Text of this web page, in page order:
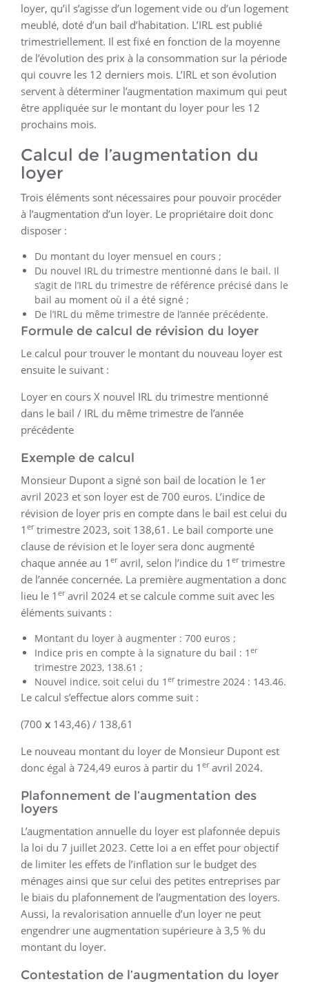
loyer, qu’il s’agisse d’un logement vide ou d’un logement
meublé, doté d’un bail d’habitation. L’IRL est publié
trimestriellement. Il est fixé en fonction de la moyenne
de l’évolution des prix à la consommation sur la période
qui couvre les 12 derniers mois. L’IRL et son évolution
servent à déterminer l’augmentation maximum qui peut
être appliquée sur le montant du loyer pour les 12
prochains mois.
Calcul de l’augmentation du
loyer
Trois éléments sont nécessaires pour pouvoir procéder
à l’augmentation d’un loyer. Le propriétaire doit donc
disposer :
Du montant du loyer mensuel en cours ;
Du nouvel IRL du trimestre mentionné dans le bail. Il
s’agit de l’IRL du trimestre de référence précisé dans le
bail au moment où il a été signé ;
De l’IRL du même trimestre de l’année précédente.
Formule de calcul de révision du loyer
Le calcul pour trouver le montant du nouveau loyer est
ensuite le suivant :
Loyer en cours X nouvel IRL du trimestre mentionné
dans le bail / IRL du même trimestre de l’année
précédente
Exemple de calcul
Monsieur Dupont a signé son bail de location le 1er
avril 2023 et son loyer est de 700 euros. L’indice de
révision de loyer pris en compte dans le bail est celui du
1 ertrimestre 2023, soit 138,61. Le bail comporte une
clause de révision et le loyer sera donc augmenté
chaque année au 1 eravril, selon l’indice du 1 ertrimestre
de l’année concernée. La première augmentation a donc
lieu le 1 eravril 2024 et se calcule comme suit avec les
éléments suivants :
Montant du loyer à augmenter : 700 euros ;
Indice pris en compte à la signature du bail : 1 er
trimestre 2023, 138.61 ;
Nouvel indice, soit celui du 1 ertrimestre 2024 : 143.46.
Le calcul s’effectue alors comme suit :
(700 x143,46) / 138,61
Le nouveau montant du loyer de Monsieur Dupont est
donc égal à 724,49 euros à partir du 1 eravril 2024.
Plafonnement de l’augmentation des
loyers
L’augmentation annuelle du loyer est plafonnée depuis
la loi du 7 juillet 2023. Cette loi a en effet pour objectif
de limiter les effets de l’inflation sur le budget des
ménages ainsi que sur celui des petites entreprises par
le biais du plafonnement de l’augmentation des loyers.
Aussi, la revalorisation annuelle d’un loyer ne peut
engendrer une augmentation supérieure à 3,5 % du
montant du loyer.
Contestation de l’augmentation du loyer